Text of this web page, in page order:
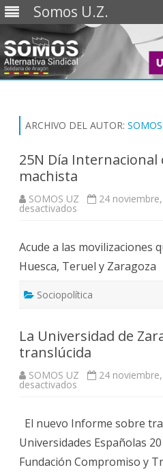
Somos U.Z.
ARCHIVO DEL AUTOR:
25N Día
machista
SOMOS UZ 24
desactivados
contra
la
violencia
machista
Acude a las movilizaciones
Huesca, Teruel y Zaragoza
Sociopolítica
La Universidad de
translúcida
SOMOS UZ 24
desactivados
Zaragoza
es
translúcida
El nuevo Informe sobre
Universidades Españolas
Fundación Compromiso y